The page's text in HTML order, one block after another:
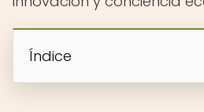
Índice